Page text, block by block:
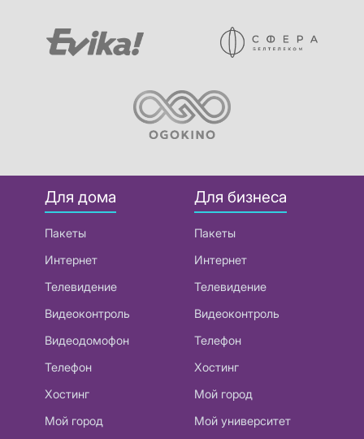
Для дома
Пакеты
Интернет
Телевидение
Видеоконтроль
Видеодомофон
Телефон
Хостинг
Мой город
Для бизнеса
Пакеты
Интернет
Телевидение
Видеоконтроль
Телефон
Хостинг
Мой город
Мой университет